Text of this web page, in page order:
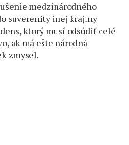
medzinárodného
suverenity inej krajiny
ktorý musí odsúdiť celé
ak má ešte národná
zmysel.